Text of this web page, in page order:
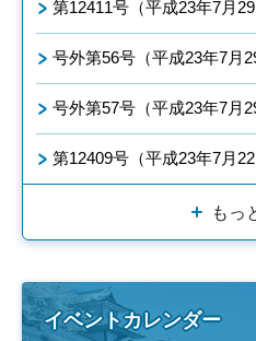
第12411号（平成23年7月29
号外第56号（平成23年7月
号外第57号（平成23年7月
第12409号（平成23年7月22
もっ
イベントカレンダー